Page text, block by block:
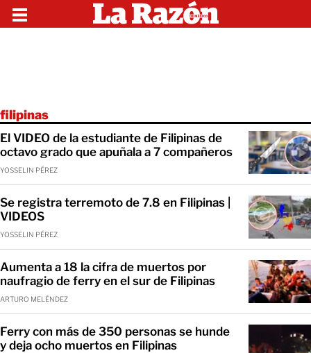
filipinas
El VIDEO de la estudiante de Filipinas de
octavo grado que apuñala a 7 compañeros
YOSSELIN PÉREZ
Se registra terremoto de 7.8 en Filipinas |
VIDEOS
YOSSELIN PÉREZ
Aumenta a 18 la cifra de muertos por
naufragio de ferry en el sur de Filipinas
ARTURO MELÉNDEZ
Ferry con más de 350 personas se hunde
y deja ocho muertos en Filipinas